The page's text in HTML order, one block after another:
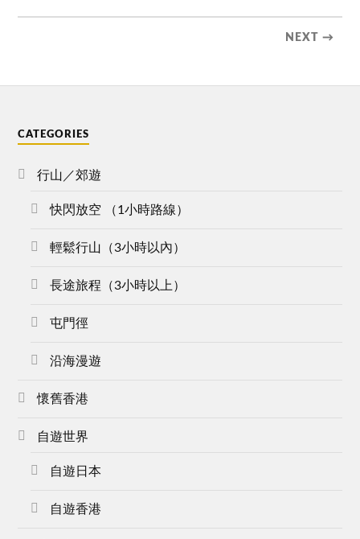
NEXT →
CATEGORIES
行山／郊遊
快閃放空 （1小時路線）
輕鬆行山（3小時以內）
長途旅程（3小時以上）
屯門徑
沿海漫遊
懷舊香港
自遊世界
自遊日本
自遊香港